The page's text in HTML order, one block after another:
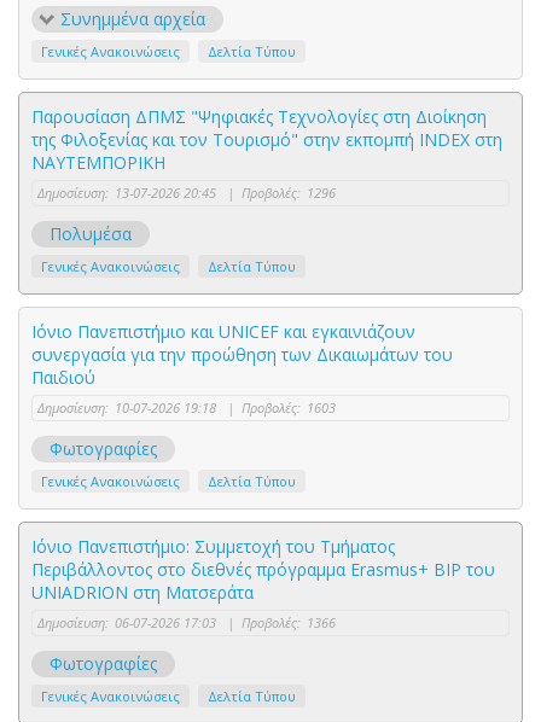
Συνημμένα αρχεία
Γενικές Ανακοινώσεις Δελτία Τύπου
Παρουσίαση ΔΠΜΣ "Ψηφιακές Τεχνολογίες στη Διοίκηση
της Φιλοξενίας και τον Τουρισμό" στην εκπομπή INDEX στη
ΝΑΥΤΕΜΠΟΡΙΚΗ
Δημοσίευση: 13-07-2026 20:45 | Προβολές: 1296
Πολυμέσα
Γενικές Ανακοινώσεις Δελτία Τύπου
Ιόνιο Πανεπιστήμιο και UNICEF και εγκαινιάζουν
συνεργασία για την προώθηση των Δικαιωμάτων του
Παιδιού
Δημοσίευση: 10-07-2026 19:18 | Προβολές: 1603
Φωτογραφίες
Γενικές Ανακοινώσεις Δελτία Τύπου
Ιόνιο Πανεπιστήμιο: Συμμετοχή του Τμήματος
Περιβάλλοντος στο διεθνές πρόγραμμα Erasmus+ BIP του
UNIADRION στη Ματσεράτα
Δημοσίευση: 06-07-2026 17:03 | Προβολές: 1366
Φωτογραφίες
Γενικές Ανακοινώσεις Δελτία Τύπου